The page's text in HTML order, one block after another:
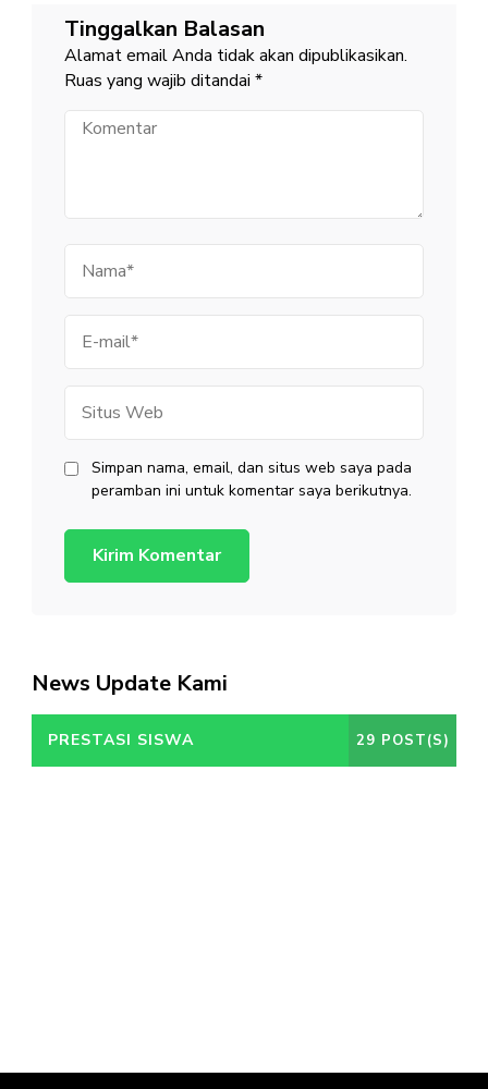
Tinggalkan Balasan
Alamat email Anda tidak akan dipublikasikan.
Ruas yang wajib ditandai *
Komentar
mail
Web
Simpan nama, email, dan situs web saya pada
peramban ini untuk komentar saya berikutnya.
News Update Kami
PRESTASI SISWA 29 POST(S)